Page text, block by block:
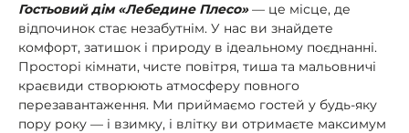
Гостьовий дім «Лебедине Плесо»— це місце, де
відпочинок стає незабутнім. У нас ви знайдете
комфорт, затишок і природу в ідеальному поєднанні.
Просторі кімнати, чисте повітря, тиша та мальовничі
краєвиди створюють атмосферу повного
перезавантаження. Ми приймаємо гостей у будь-яку
пору року — і взимку, і влітку ви отримаєте максимум